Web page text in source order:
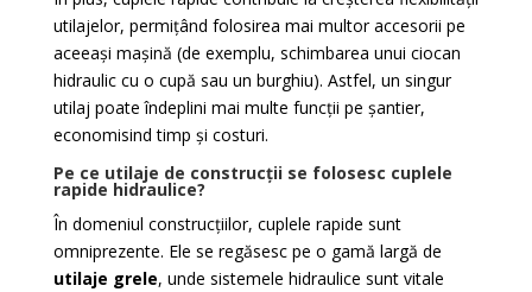
utilajelor, permițând folosirea mai multor accesorii pe
aceeași mașină (de exemplu, schimbarea unui ciocan
hidraulic cu o cupă sau un burghiu). Astfel, un singur
utilaj poate îndeplini mai multe funcții pe șantier,
economisind timp și costuri.
Pe ce utilaje de construcții se folosesc cuplele
rapide hidraulice?
În domeniul construcțiilor, cuplele rapide sunt
omniprezente. Ele se regăsesc pe o gamă largă de
utilaje grele, unde sistemele hidraulice sunt vitale